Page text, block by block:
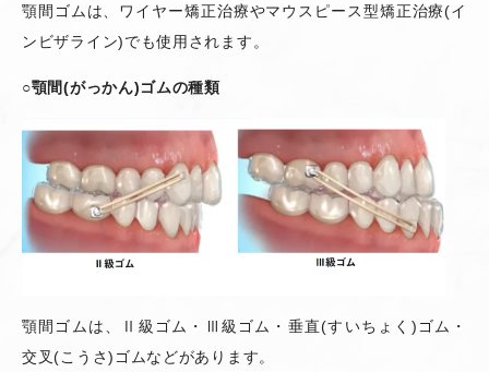
顎間ゴムは、ワイヤー矯正治療やマウスピース型矯正治療(イ
ンビザライン)でも使用されます。
○顎間(がっかん)ゴムの種類
顎間ゴムは、Ⅱ級ゴム・Ⅲ級ゴム・垂直(すいちょく ) ゴム・
交叉(こうさ) ゴムなどがあります。